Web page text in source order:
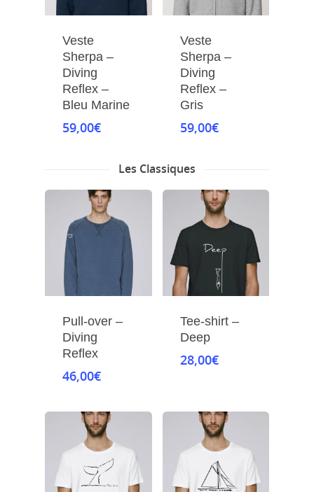
Veste
Sherpa –
Diving
Reflex –
Bleu Marine
59,00€
Veste
Sherpa –
Diving
Reflex –
Gris
59,00€
Les Classiques
Pull-over –
Diving
Reflex
46,00€
Tee-shirt –
Deep
28,00€